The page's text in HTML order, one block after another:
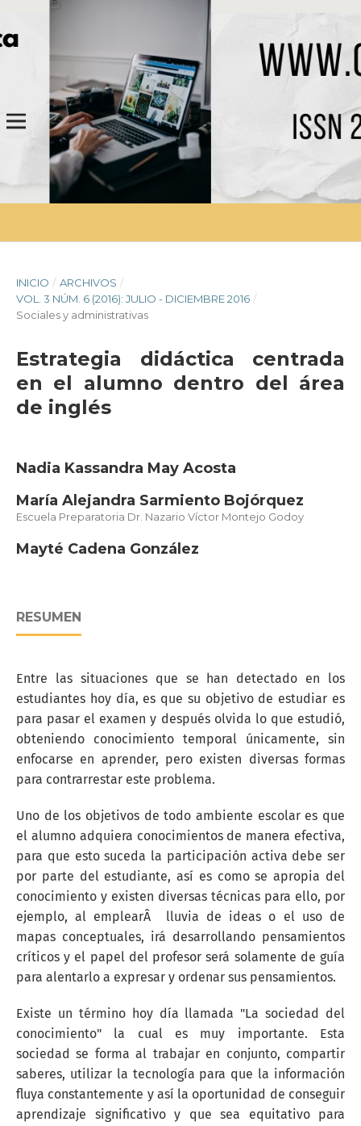
INICIO / ARCHIVOS /
VOL. 3 NÚM. 6 (2016): JULIO - DICIEMBRE 2016 /
Sociales y administrativas
Estrategia didáctica centrada
en el alumno dentro del área
de inglés
Nadia Kassandra May Acosta
María Alejandra Sarmiento Bojórquez
Escuela Preparatoria Dr. Nazario Víctor Montejo Godoy
Mayté Cadena González
RESUMEN
Entre las situaciones que se han detectado en los
estudiantes hoy día, es que su objetivo de estudiar es
para pasar el examen y después olvida lo que estudió,
obteniendo conocimiento temporal únicamente, sin
enfocarse en aprender, pero existen diversas formas
para contrarrestar este problema.
Uno de los objetivos de todo ambiente escolar es que
el alumno adquiera conocimientos de manera efectiva,
para que esto suceda la participación activa debe ser
por parte del estudiante, así es como se apropia del
conocimiento y existen diversas técnicas para ello, por
ejemplo, al emplearÂ lluvia de ideas o el uso de
mapas conceptuales, irá desarrollando pensamientos
críticos y el papel del profesor será solamente de guía
para alentarlo a expresar y ordenar sus pensamientos.
Existe un término hoy día llamada "La sociedad del
conocimiento" la cual es muy importante. Esta
sociedad se forma al trabajar en conjunto, compartir
saberes, utilizar la tecnología para que la información
fluya constantemente y así la oportunidad de conseguir
aprendizaje significativo y que sea equitativo para